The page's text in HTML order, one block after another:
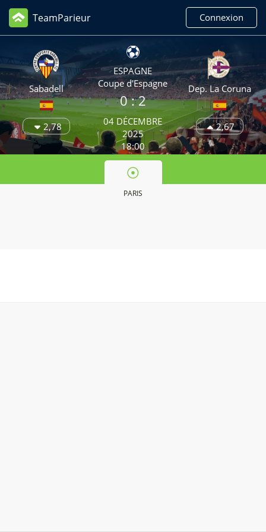
TeamParieur Connexion
Sabadell
2,78
ESPAGNE
Coupe d'Espagne
0 :2
04 DÉCEMBRE
2025
18:00
Dep. La Coruna
2,67
PARIS